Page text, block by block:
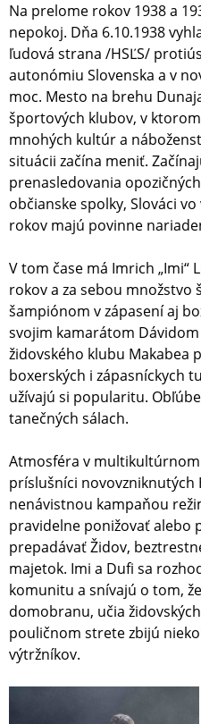
Na prelome rokov 1938 a
nepokoj. Dňa 6.10.1938
ľudová strana /HSĽS/
autonómiu Slovenska a v
moc. Mesto na brehu
športových klubov, v
mnohých kultúr a
situácii začína meniť.
prenasledovania
občianske spolky, Slováci
rokov majú povinne
V tom čase má Imrich
rokov a za sebou množstvo
šampiónom v zápasení aj
svojim kamarátom Dávidom
židovského klubu Makabea
boxerských i zápasníckych
užívajú si popularitu.
tanečných sálach.
Atmosféra v
príslušníci novovzniknutých
nenávistnou kampaňou
pravidelne ponižovať alebo
prepadávať Židov,
majetok. Imi a Dufi sa
komunitu a snívajú o tom,
domobranu, učia
pouličnom strete zbijú
výtržníkov.